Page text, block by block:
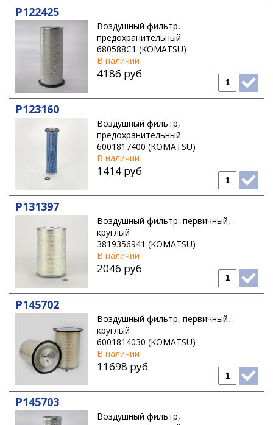
P122425
Воздушный фильтр,
предохранительный
680588C1 (KOMATSU)
В наличии
4186 руб
P123160
Воздушный фильтр,
предохранительный
6001817400 (KOMATSU)
В наличии
1414 руб
P131397
Воздушный фильтр, первичный,
круглый
3819356941 (KOMATSU)
В наличии
2046 руб
P145702
Воздушный фильтр, первичный,
круглый
6001814030 (KOMATSU)
В наличии
11698 руб
P145703
Воздушный фильтр,